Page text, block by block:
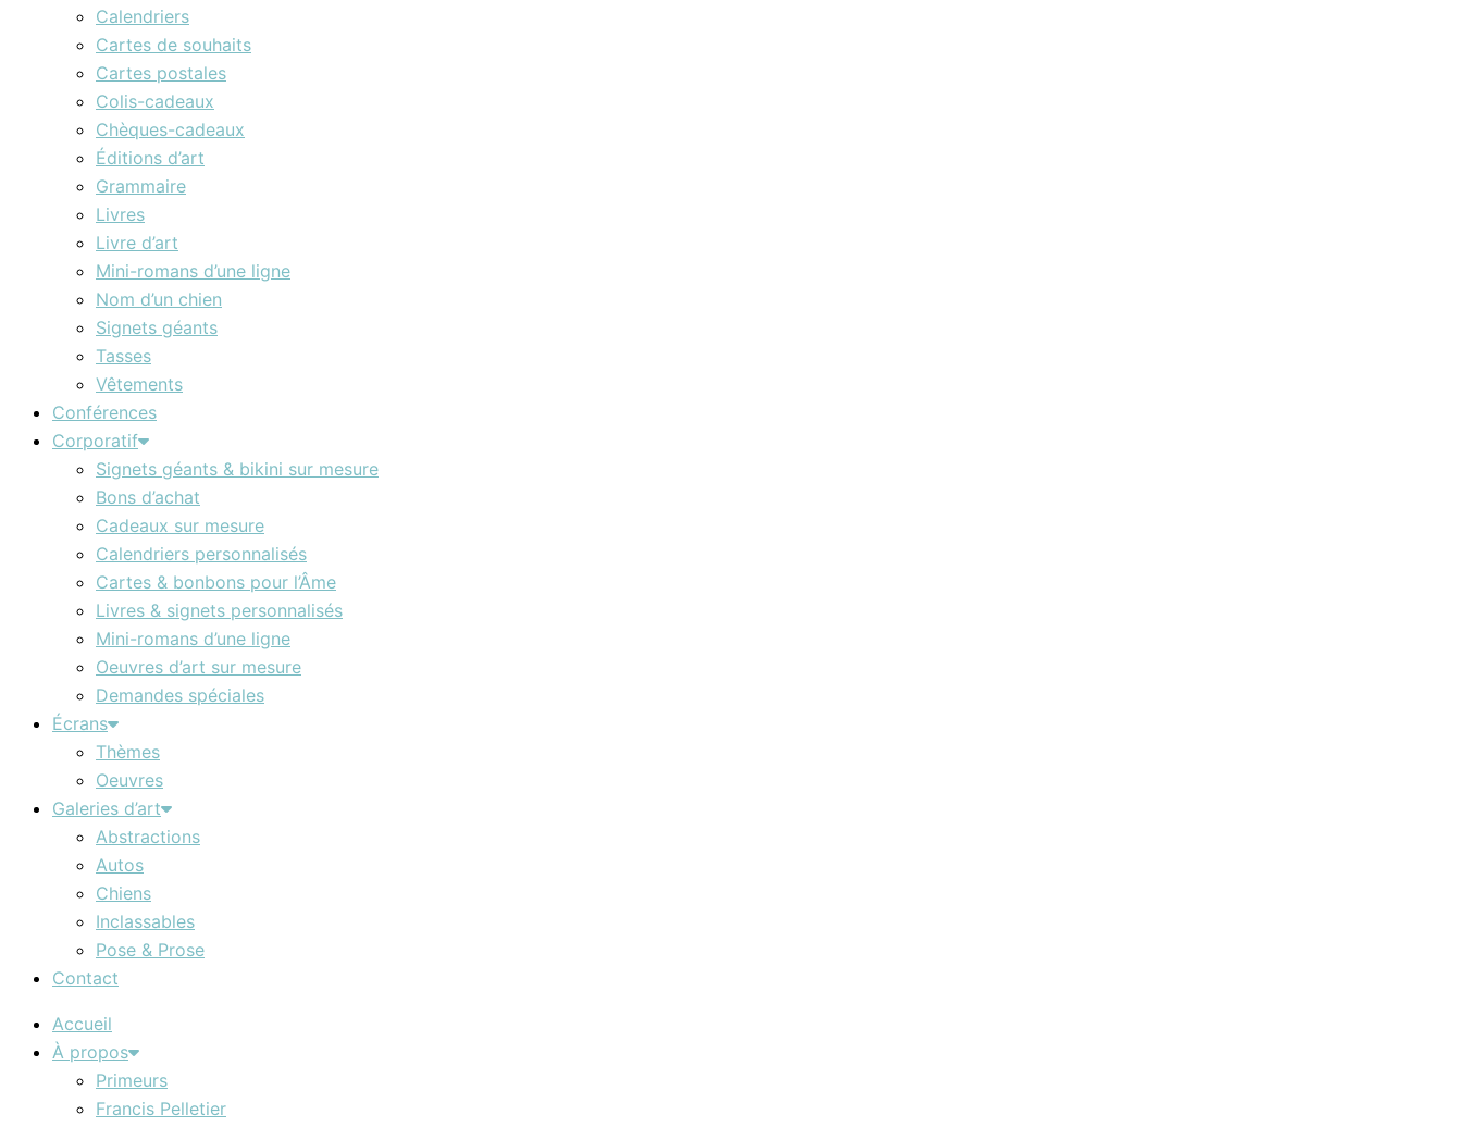
Calendriers
Cartes de souhaits
Cartes postales
Colis-cadeaux
Chèques-cadeaux
Éditions d’art
Grammaire
Livres
Livre d’art
Mini-romans d’une ligne
Nom d’un chien
Signets géants
Tasses
Vêtements
Conférences
Corporatif
Signets géants & bikini sur mesure
Bons d’achat
Cadeaux sur mesure
Calendriers personnalisés
Cartes & bonbons pour l’Âme
Livres & signets personnalisés
Mini-romans d’une ligne
Oeuvres d’art sur mesure
Demandes spéciales
Écrans
Thèmes
Oeuvres
Galeries d’art
Abstractions
Autos
Chiens
Inclassables
Pose & Prose
Contact
Accueil
À propos
Primeurs
Francis Pelletier